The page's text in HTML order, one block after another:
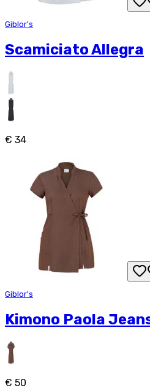
Giblor's
Scamiciato Allegra
€ 34
Giblor's
Kimono Paola
€ 50